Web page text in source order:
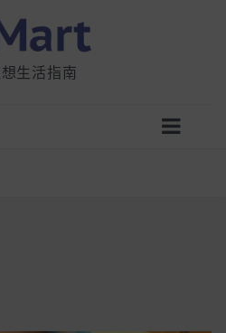
生活指南
咖啡？市售燕麥奶大剖